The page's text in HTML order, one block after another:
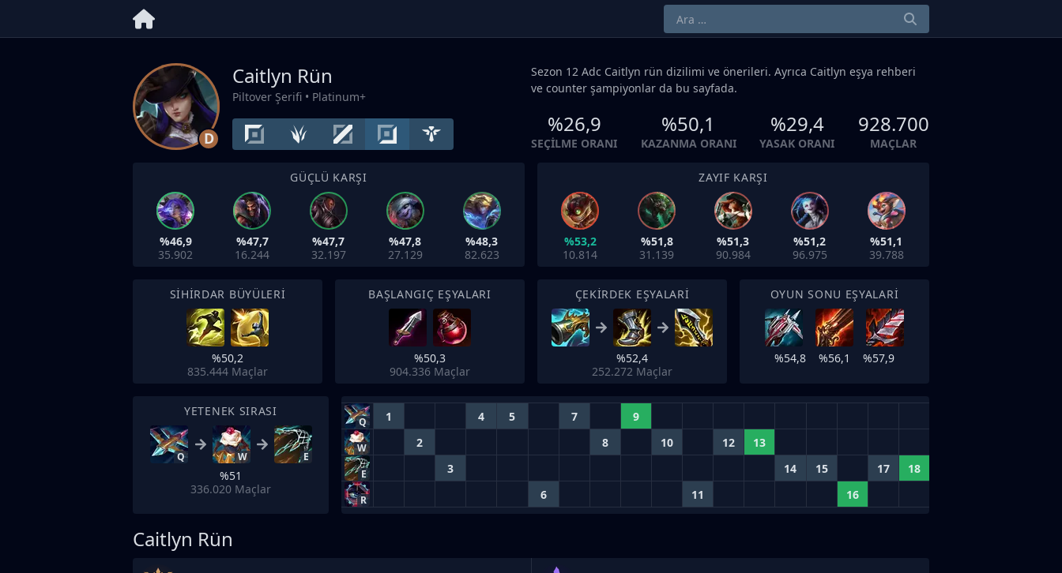
D
Caitlyn Rün
Piltover Şerifi • Platinum+
Sezon 12 Adc Caitlyn rün dizilimi ve önerileri. Ayrıca Caitlyn eşya rehberi
ve counter şampiyonlar da bu sayfada.
%26,9
SEÇILME ORANI
%50,1
KAZANMA ORANI
%29,4
YASAK ORANI
928.700
MAÇLAR
GÜÇLÜ KARŞI
%46,9
35.902
%47,7
16.244
%47,7
32.197
%47,8
27.129
%48,3
82.623
ZAYIF KARŞI
%53,2
10.814
%51,8
31.139
%51,3
90.984
%51,2
96.975
%51,1
39.788
SIHIRDAR BÜYÜLERI
%50,2
835.444 Maçlar
BAŞLANGIÇ EŞYALARI
%50,3
904.336 Maçlar
ÇEKIRDEK EŞYALARI
%52,4
252.272 Maçlar
OYUN SONU EŞYALARI
%54,8 %56,1 %57,9
YETENEK SIRASI
Q W E
%51
336.020 Maçlar
Q 1 4 5 7 9
W 2 8 10 12 13
E 3 14 15 17 18
R 6 11 16
Caitlyn Rün